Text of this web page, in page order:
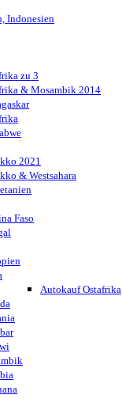
Indonesien
zu 3
& Mosambik 2014
2021
& Westsahara
Faso
Autokauf Ostafrika